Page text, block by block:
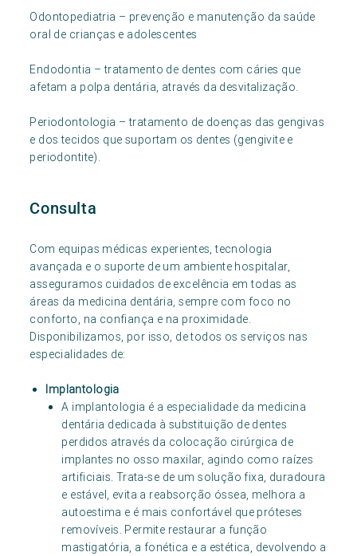
Odontopediatria – prevenção e manutenção da saúde
oral de crianças e adolescentes
Endodontia – tratamento de dentes com cáries que
afetam a polpa dentária, através da desvitalização.
Periodontologia – tratamento de doenças das gengivas
e dos tecidos que suportam os dentes (gengivite e
periodontite).
Consulta
Com equipas médicas experientes, tecnologia
avançada e o suporte de um ambiente hospitalar,
asseguramos cuidados de excelência em todas as
áreas da medicina dentária, sempre com foco no
conforto, na confiança e na proximidade.
Disponibilizamos, por isso, de todos os serviços nas
especialidades de:
Implantologia
A implantologia é a especialidade da medicina
dentária dedicada à substituição de dentes
perdidos através da colocação cirúrgica de
implantes no osso maxilar, agindo como raízes
artificiais. Trata-se de um solução fixa, duradoura
e estável, evita a reabsorção óssea, melhora a
autoestima e é mais confortável que próteses
removíveis. Permite restaurar a função
mastigatória, a fonética e a estética, devolvendo a